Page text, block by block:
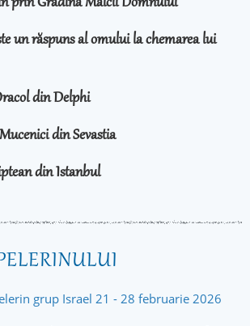
un răspuns al omului la chemarea lui
din Delphi
din Sevastia
din Istanbul
grup Israel 21 - 28 februarie 2026